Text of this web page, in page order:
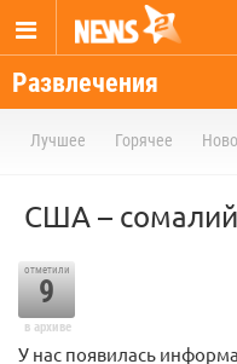
Развлечения
Лучшее Горячее
США –
отметили
9
в архиве
У нас появилась